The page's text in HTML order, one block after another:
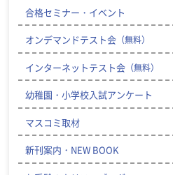
合格セミナー・イベント
オンデマンドテスト会 （無料）
インターネットテスト会 （無料）
幼稚園・小学校入試アンケート
マスコミ取材
新刊案内・NEW BOOK